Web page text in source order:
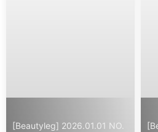
[Beautyleg] 2026.01.01 NO.